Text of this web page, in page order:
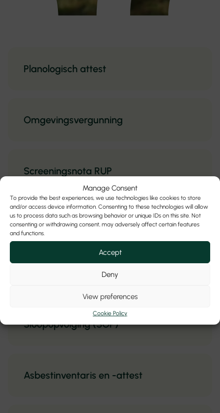
Manage Consent
To provide the best experiences, we use technologies like cookies to store
and/or access device information. Consenting to these technologies will allow
us to process data such as browsing behavior or unique IDs on this site. Not
consenting or withdrawing consent, may adversely affect certain features
and functions.
Accept
Deny
View preferences
Cookie Policy
Planologisch attest
Omgevingsvergunning
Screeningsnota RUP
Ruimtelijk beleids- en uitvoeringsplan
Technisch verslag grondverzet
Sloopopvolging (SOP)
Asbestinventaris en -attest